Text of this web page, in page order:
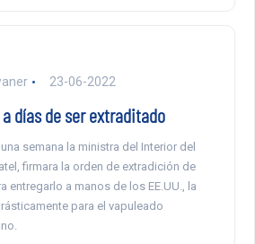
23-06-2022
días de ser extraditado
semana la ministra del Interior del
firmara la orden de extradición de
entregarlo a manos de los EE.UU., la
para el vapuleado